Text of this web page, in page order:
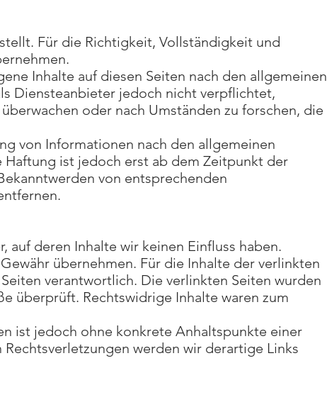
Für die Richtigkeit, Vollständigkeit und
Inhalte auf diesen Seiten nach den allgemeinen
Diensteanbieter jedoch nicht verpflichtet,
oder nach Umständen zu forschen, die
von Informationen nach den allgemeinen
ist jedoch erst ab dem Zeitpunkt der
von entsprechenden
deren Inhalte wir keinen Einfluss haben.
übernehmen. Für die Inhalte der verlinkten
verantwortlich. Die verlinkten Seiten wurden
überprüft. Rechtswidrige Inhalte waren zum
ist jedoch ohne konkrete Anhaltspunkte einer
werden wir derartige Links